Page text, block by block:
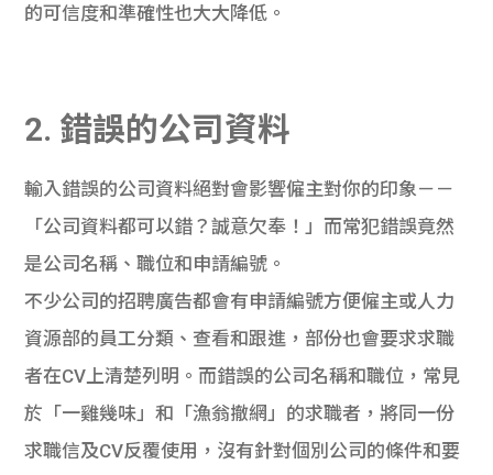
的可信度和準確性也大大降低。
2. 錯誤的公司資料
輸入錯誤的公司資料絕對會影響僱主對你的印象－－
「公司資料都可以錯？誠意欠奉！」而常犯錯誤竟然
是公司名稱、職位和申請編號。
不少公司的招聘廣告都會有申請編號方便僱主或人力
資源部的員工分類、查看和跟進，部份也會要求求職
者在CV上清楚列明。而錯誤的公司名稱和職位，常見
於「一雞幾味」和「漁翁撤網」的求職者，將同一份
求職信及CV反覆使用，沒有針對個別公司的條件和要